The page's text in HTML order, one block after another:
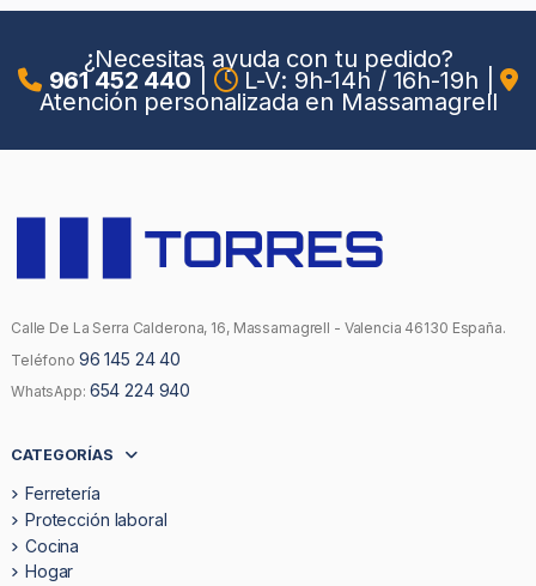
¿Necesitas ayuda con tu pedido?
961 452 440 L-V: 9h-14h / 16h-19h
Atención personalizada en Massamagrell
Calle De La Serra Calderona, 16, Massamagrell - Valencia 46130 España.
Teléfono 96 145 24 40
WhatsApp: 654 224 940
CATEGORÍAS
Ferretería
Protección laboral
Cocina
Hogar